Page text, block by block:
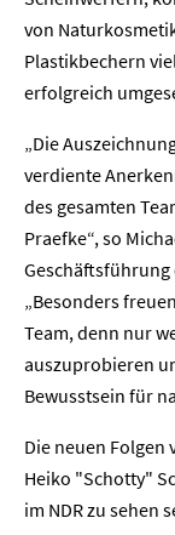
von
Plastikbechern
erfolgreich
„Die
verdiente
des gesamten
Praefke“, so
„Besonders
Team, denn nur
auszuprobieren
Bewusstsein für
Die neuen Folgen
Heiko "Schotty"
im NDR zu sehen